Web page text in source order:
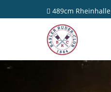
489cm Rheinhalle